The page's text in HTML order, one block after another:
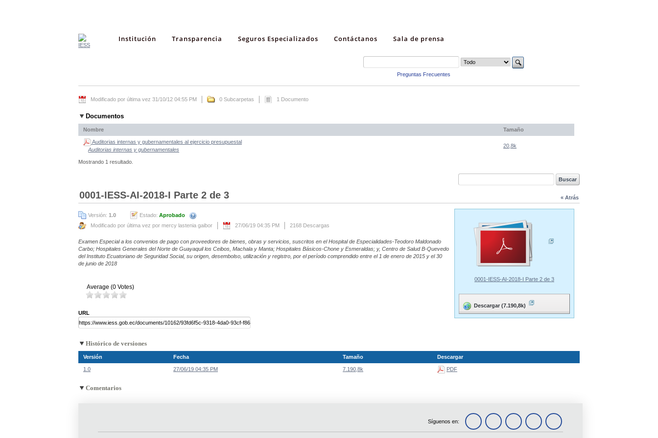
Institución Transparencia Seguros Especializados Contáctanos Sala de prensa
Preguntas Frecuentes
Modificado por última vez 31/10/12 04:55 PM 0 Subcarpetas 1 Documento
Documentos
Nombre Tamaño
Auditorias internas y gubernamentales al ejercicio presupuestal
Auditorias internas y gubernamentales
20,8k
Mostrando 1 resultado.
« Atrás
0001-IESS-AI-2018-I Parte 2 de 3
Versión: 1.0 Estado: Aprobado
Modificado por última vez por mercy lastenia gaibor
27/06/19 04:35 PM 2168 Descargas
Examen Especial a los convenios de pago con proveedores de bienes, obras y servicios, suscritos en el Hospital de Especialidades-Teodoro Maldonado
Carbo; Hospitales Generales del Norte de Guayaquil los Ceibos, Machala y Manta; Hospitales Básicos-Chone y Esmeraldas; y, Centro de Salud B-Quevedo
del Instituto Ecuatoriano de Seguridad Social, su origen, desembolso, utilización y registro, por el período comprendido entre el 1 de enero de 2015 y el 30
de junio de 2018
Average (0 Votes)
URL
0001-IESS-AI-2018-I Parte 2 de 3
Descargar (7.190,8k)
Histórico de versiones
Versión Fecha Tamaño Descargar
1.0 27/06/19 04:35 PM 7.190,8k PDF
Comentarios
Síguenos en: